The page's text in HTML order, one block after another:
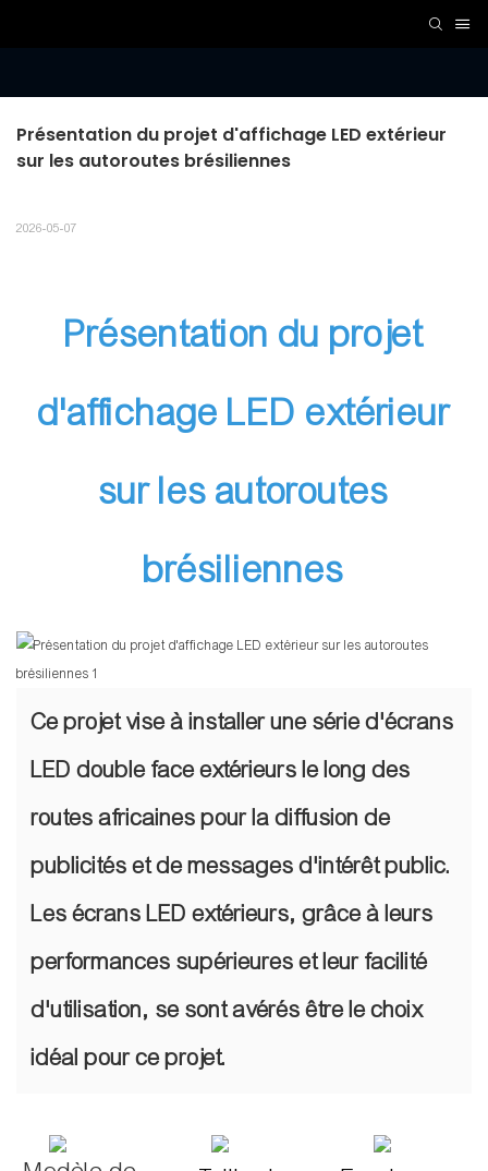
Présentation du projet d'affichage LED extérieur
sur les autoroutes brésiliennes
2026-05-07
Présentation du projet
d'affichage LED extérieur
sur les autoroutes
brésiliennes
Ce projet vise à installer une série d'écrans
LED double face extérieurs le long des
routes africaines pour la diffusion de
publicités et de messages d'intérêt public.
Les écrans LED extérieurs, grâce à leurs
performances supérieures et leur facilité
d'utilisation, se sont avérés être le choix
idéal pour ce projet.